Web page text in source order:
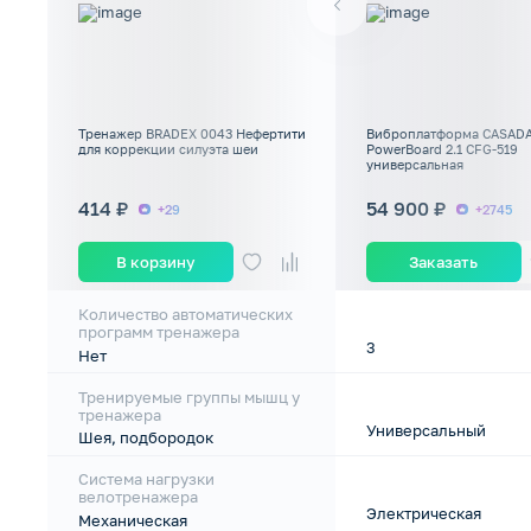
Тренажер BRADEX 0043 Нефертити
для коррекции силуэта шеи
414 ₽ +29
В корзину
Количество автоматических
программ тренажера
Нет
Тренируемые группы мышц у
тренажера
Шея, подбородок
Система нагрузки
велотренажера
Механическая
Виброплатформа
PowerBoard 2.1 CFG-519
универсальная
54 900 ₽ +2745
Заказать
3
Универсальный
Электрическая